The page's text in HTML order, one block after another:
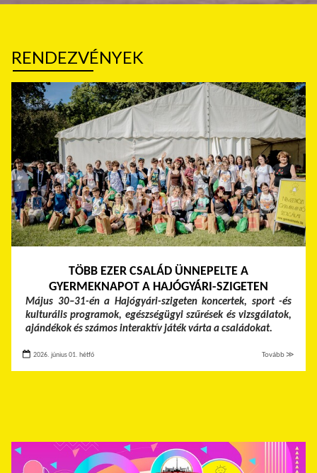
RENDEZVÉNYEK
TÖBB EZER CSALÁD ÜNNEPELTE A
GYERMEKNAPOT A HAJÓGYÁRI-SZIGETEN
Május 30–31-én a Hajógyári-szigeten koncertek, sport -és
kulturális programok, egészségügyi szűrések és vizsgálatok,
ajándékok és számos interaktív játék várta a családokat.
2026. június 01. hétfő Tovább ≫